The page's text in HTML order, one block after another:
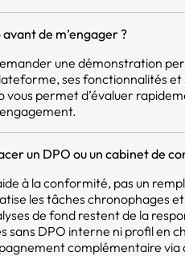
de m’engager ?
une démonstration
ses fonctionnalités et
vous permet d’évaluer
un DPO ou un cabinet de
à la conformité, pas un
les tâches chronophages
de fond restent de la
sans DPO interne ni profil en
complémentaire